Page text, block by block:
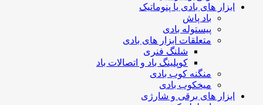
ابزار های بادی یا پنوماتیک
باد پاش
پیستوله بادی
متعلقات ابزار های بادی
شلنگ فنری
کوپلینگ باد و اتصالات باد
منگنه کوب بادی
میخکوب بادی
ابزار های برقی و شارژی